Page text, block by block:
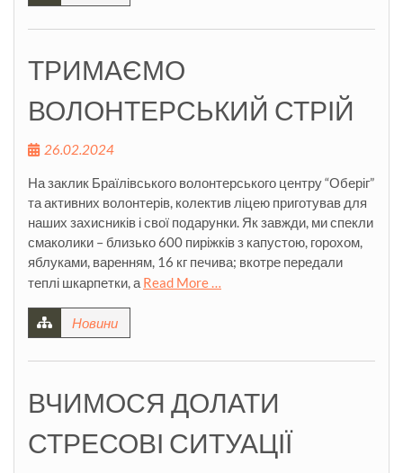
ТРИМАЄМО
ВОЛОНТЕРСЬКИЙ СТРІЙ
26.02.2024
На заклик Браїлівського волонтерського центру “Оберіг”
та активних волонтерів, колектив ліцею приготував для
наших захисників і свої подарунки. Як завжди, ми спекли
смаколики – близько 600 пиріжків з капустою, горохом,
яблуками, варенням, 16 кг печива; вкотре передали
теплі шкарпетки, а Read More …
Новини
ВЧИМОСЯ ДОЛАТИ
СТРЕСОВІ СИТУАЦІЇ